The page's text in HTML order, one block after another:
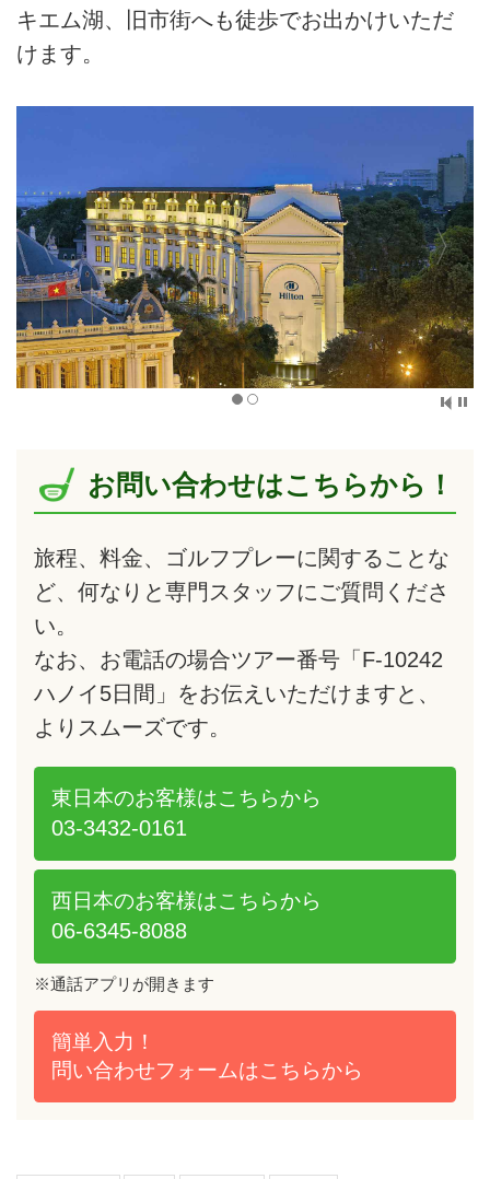
キエム湖、旧市街へも徒歩でお出かけいただ
けます。
お問い合わせはこちらから！
旅程、料金、ゴルフプレーに関することな
ど、何なりと専門スタッフにご質問くださ
い。
なお、お電話の場合ツアー番号「F-10242
ハノイ5日間」をお伝えいただけますと、
よりスムーズです。
東日本のお客様はこちらから
03-3432-0161
西日本のお客様はこちらから
06-6345-8088
簡単入力！
問い合わせフォームはこちらから
※通話アプリが開きます